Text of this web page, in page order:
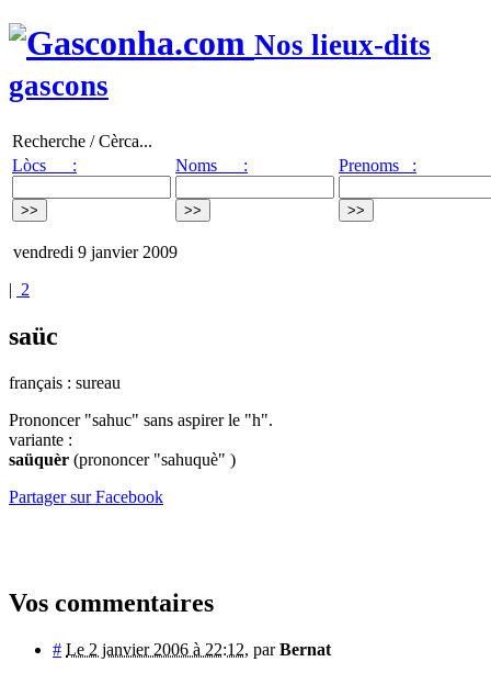
Nos lieux-dits
gascons
Recherche / Cèrca...
Lòcs :
Noms : Prenoms :
vendredi 9 janvier 2009
| 2
saüc
français : sureau
Prononcer "sahuc" sans aspirer le "h".
variante :
saüquèr (prononcer "sahuquè" )
Partager sur Facebook
Vos commentaires
# Le 2 janvier 2006 à 22:12, parBernat